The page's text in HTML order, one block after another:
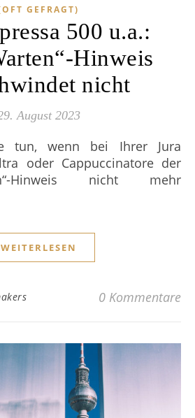
GEFRAGT)
500 u.a.:
Hinweis
nicht
August 2023
oder Cappuccinatore der
Hinweis nicht mehr
WEITERLESEN
0 Kommentare